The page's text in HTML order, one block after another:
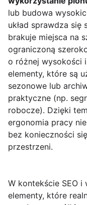
lub budowa
układ sprawdza
brakuje miejsca na
ograniczoną
o różnej wysokości
elementy, które są
sezonowe lub
praktyczne (np.
robocze). Dzięki
ergonomia pracy
bez konieczności
przestrzeni.
W kontekście SEO
elementy, które